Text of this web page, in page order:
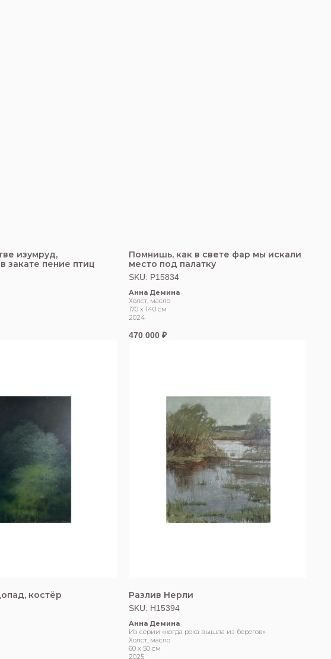
изумруд,
закате пение птиц
Помнишь, как в свете фар мы искали
место под палатку
SKU: Р15834
Анна Демина
Холст, масло
170 х 140 см
2024
470 000 ₽
костёр Разлив Нерли
SKU: Н15394
Анна Демина
Из серии «когда река вышла из берегов»
Холст, масло
60 х 50 см
2025